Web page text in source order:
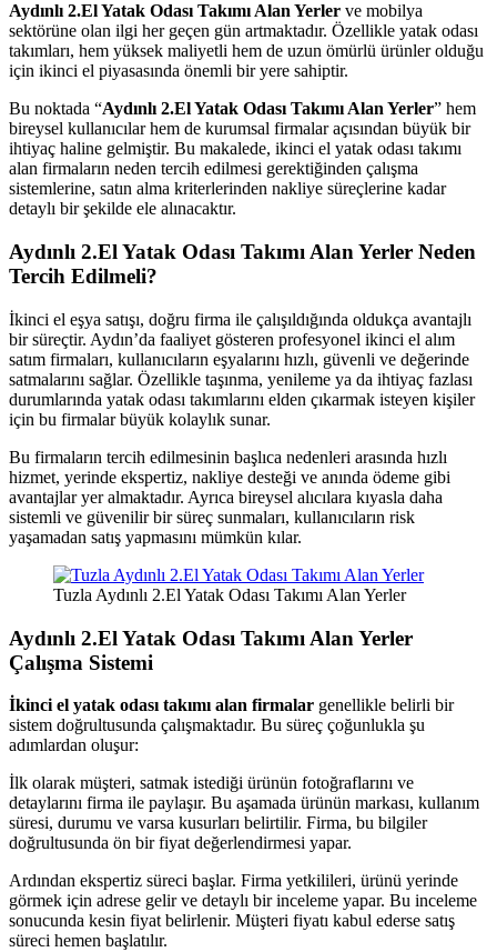
Aydınlı 2.El Yatak Odası Takımı Alan Yerler ve mobilya
sektörüne olan ilgi her geçen gün artmaktadır. Özellikle yatak odası
takımları, hem yüksek maliyetli hem de uzun ömürlü ürünler olduğu
için ikinci el piyasasında önemli bir yere sahiptir.
Bu noktada “Aydınlı 2.El Yatak Odası Takımı Alan Yerler” hem
bireysel kullanıcılar hem de kurumsal firmalar açısından büyük bir
ihtiyaç haline gelmiştir. Bu makalede, ikinci el yatak odası takımı
alan firmaların neden tercih edilmesi gerektiğinden çalışma
sistemlerine, satın alma kriterlerinden nakliye süreçlerine kadar
detaylı bir şekilde ele alınacaktır.
Aydınlı 2.El Yatak Odası Takımı Alan Yerler Neden
Tercih Edilmeli?
İkinci el eşya satışı, doğru firma ile çalışıldığında oldukça avantajlı
bir süreçtir. Aydın’da faaliyet gösteren profesyonel ikinci el alım
satım firmaları, kullanıcıların eşyalarını hızlı, güvenli ve değerinde
satmalarını sağlar. Özellikle taşınma, yenileme ya da ihtiyaç fazlası
durumlarında yatak odası takımlarını elden çıkarmak isteyen kişiler
için bu firmalar büyük kolaylık sunar.
Bu firmaların tercih edilmesinin başlıca nedenleri arasında hızlı
hizmet, yerinde ekspertiz, nakliye desteği ve anında ödeme gibi
avantajlar yer almaktadır. Ayrıca bireysel alıcılara kıyasla daha
sistemli ve güvenilir bir süreç sunmaları, kullanıcıların risk
yaşamadan satış yapmasını mümkün kılar.
Tuzla Aydınlı 2.El Yatak Odası Takımı Alan Yerler
Aydınlı 2.El Yatak Odası Takımı Alan Yerler
Çalışma Sistemi
İkinci el yatak odası takımı alan firmalar genellikle belirli bir
sistem doğrultusunda çalışmaktadır. Bu süreç çoğunlukla şu
adımlardan oluşur:
İlk olarak müşteri, satmak istediği ürünün fotoğraflarını ve
detaylarını firma ile paylaşır. Bu aşamada ürünün markası, kullanım
süresi, durumu ve varsa kusurları belirtilir. Firma, bu bilgiler
doğrultusunda ön bir fiyat değerlendirmesi yapar.
Ardından ekspertiz süreci başlar. Firma yetkilileri, ürünü yerinde
görmek için adrese gelir ve detaylı bir inceleme yapar. Bu inceleme
sonucunda kesin fiyat belirlenir. Müşteri fiyatı kabul ederse satış
süreci hemen başlatılır.